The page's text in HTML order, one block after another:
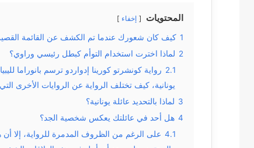
المحتويات إخفاء
1 كيف كان شعورك عندما تم الكشف عن القائمة
2 لماذا اخترت استخدام التوأم كبطل رئيسي وراوي؟
2.1 رواية كونشرتو كورينا إدواردو ترسم بانوراما
يونانية، كيف تختلف الرواية عن الروايات الأخرى التي
3 لماذا بالتحديد عائلة يونانية؟
4 هل أحد في عائلتك يعكس شخصية الجد؟
4.1 على الرغم من الظروف المدمرة للرواية، إلا أن